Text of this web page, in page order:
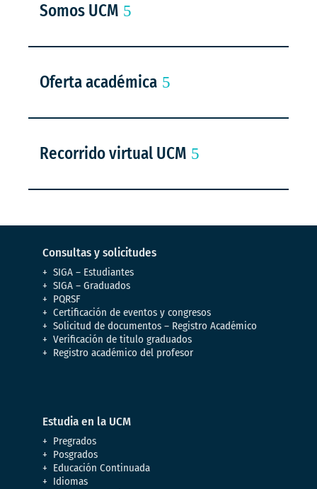
Somos UCM
Oferta académica
Recorrido virtual UCM
Consultas y solicitudes
SIGA – Estudiantes
SIGA – Graduados
PQRSF
Certificación de eventos y congresos
Solicitud de documentos – Registro Académico
Verificación de titulo graduados
Registro académico del profesor
Estudia en la UCM
Pregrados
Posgrados
Educación Continuada
Idiomas